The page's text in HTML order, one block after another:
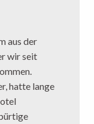
aus der
wir seit
hatte lange